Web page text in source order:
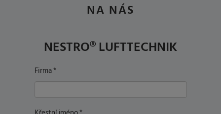
NA NÁS
NESTRO® LUFTTECHNIK
Firma*